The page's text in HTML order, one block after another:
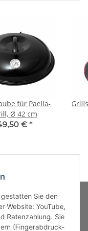
für Paella-
Ø 42 cm
€ *
Sie den
Website: YouTube,
Ratenzahlung. Sie
(Fingerabdruck-